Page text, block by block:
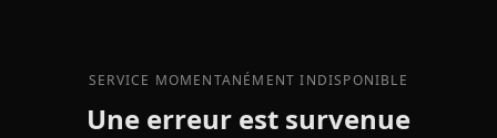
SERVICE MOMENTANÉMENT INDISPONIBLE
Une erreur est survenue